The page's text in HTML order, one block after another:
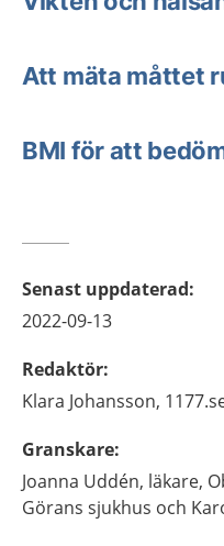
Att mäta måttet
BMI för att
Senast uppdaterad:
2022-09-13
Redaktör:
Klara Johansson,
Granskare:
Joanna Uddén, läkare,
Görans sjukhus och